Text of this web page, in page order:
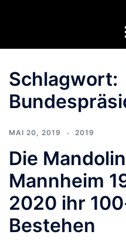
Schlagwort:
MAI 20, 2019 2019
Die
Mannheim
2020 ihr
Bestehen